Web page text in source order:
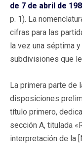
de 7 de abril de
p. 1). La
cifras para las
la vez una séptima
subdivisiones que
La primera parte de
disposiciones
título primero,
sección A, titulada
interpretación de la